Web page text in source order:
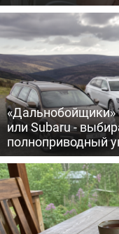
«Дальнобойщики»
или Subaru -
полноприводный